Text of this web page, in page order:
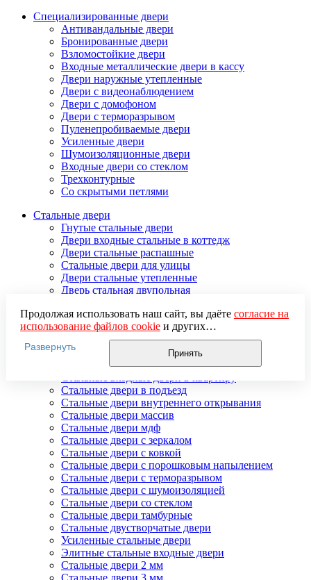
Специализированные двери
Антивандальные двери
Бронированные двери
Взломостойкие двери
Входные металлические двери в кассу
Двери наружные утепленные
Двери с видеонаблюдением
Двери с домофоном
Двери с терморазрывом
Пуленепробиваемые двери
Усиленные двери
Шумоизоляционные двери
Входные двери со стеклом
Трехконтурные
Со скрытыми петлями
Стальные двери
Гнутые стальные двери
Двери входные стальные в коттедж
Двери стальные распашные
Стальные двери для улицы
Двери стальные утепленные
Дверь стальная двупольная
Недорогие стальные двери
Распродажа стальных дверей
Стальная дверь в дом
Стальная дверь на дачу
Стальные взломостойкие двери
Стальные двери в подъезд
Стальные двери внутреннего открывания
Стальные двери массив
Стальные двери мдф
Стальные двери с зеркалом
Стальные двери с ковкой
Стальные двери с порошковым напылением
Стальные двери с терморазрывом
Стальные двери с шумоизоляцией
Стальные двери со стеклом
Стальные двери тамбурные
Стальные двустворчатые двери
Усиленные стальные двери
Элитные стальные входные двери
Стальные двери 2 мм
Стальные двери 3 мм
Продолжая использовать наш сайт, вы даёте согласие на
использование файлов cookieи других
пользовательских данных (включая IP-адрес, сведения о
местоположении, устройстве, действиях на сайте и т. п.)
для функционирования сайта, проведения
использования систем аналитики (например,
Яндекс.Метрика), в соответствии с нашейПолитикой
обработки персональных данных.
Если вы не хотите, чтобы ваши данные обрабатывались,
настройте ограничения в браузере или покиньте сайт.
Развернуть
Принять